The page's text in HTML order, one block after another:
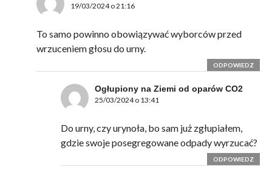
19/03/2024 o 21:16
To samo powinno obowiązywać wyborców przed
wrzuceniem głosu do urny.
ODPOWIEDZ
Ogłupiony na Ziemi od oparów CO2
25/03/2024 o 13:41
Do urny, czy urynoła, bo sam już zgłupiałem,
gdzie swoje posegregowane odpady wyrzucać?
ODPOWIEDZ